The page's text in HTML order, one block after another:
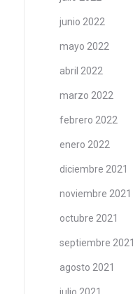
junio 2022
mayo 2022
abril 2022
marzo 2022
febrero 2022
enero 2022
diciembre 2021
noviembre 2021
octubre 2021
septiembre 2021
agosto 2021